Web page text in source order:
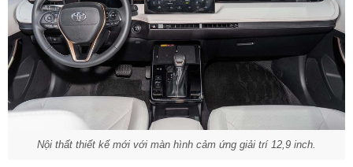
Nội thất thiết kế mới với màn hình cảm ứng giải trí 12,9 inch.